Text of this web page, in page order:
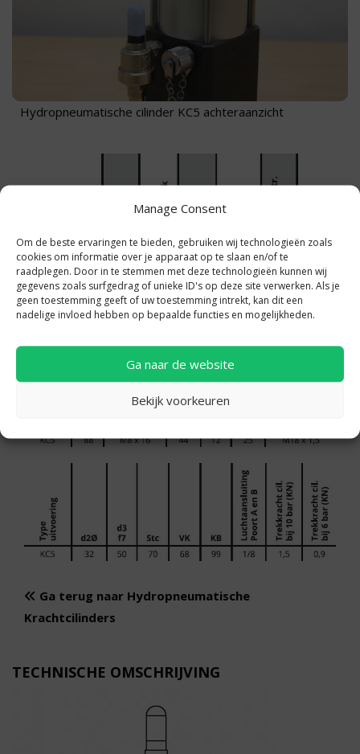
Manage Consent
Om de beste ervaringen te bieden, gebruiken wij technologieën zoals
cookies om informatie over je apparaat op te slaan en/of te
raadplegen. Door in te stemmen met deze technologieën kunnen wij
gegevens zoals surfgedrag of unieke ID's op deze site verwerken. Als je
geen toestemming geeft of uw toestemming intrekt, kan dit een
nadelige invloed hebben op bepaalde functies en mogelijkheden.
Ga naar de website
Bekijk voorkeuren
Hydropneumatische cilinder KC5 achteraanzicht
Ga terug naar Hydropneumatische
Krachtcilinders
TECHNISCHE OMSCHRIJVING